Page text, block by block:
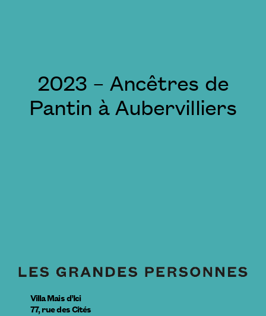
2023 – Ancêtres de
Pantin à Aubervilliers
Villa Mais d’Ici
77, rue des Cités